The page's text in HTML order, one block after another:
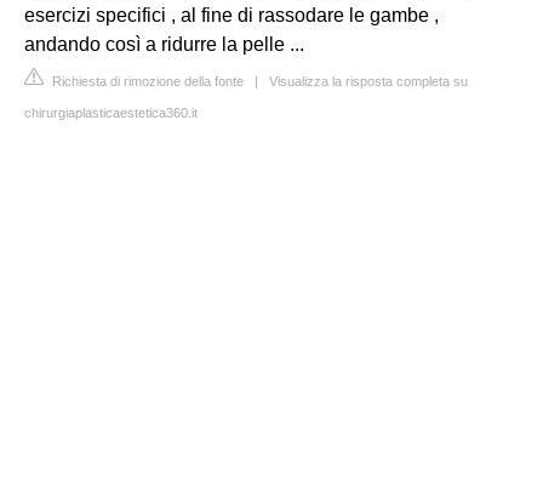
esercizi specifici , al fine di rassodare le gambe ,
andando così a ridurre la pelle ...
Richiesta di rimozione della fonte | Visualizza la risposta completa su
chirurgiaplasticaestetica360.it